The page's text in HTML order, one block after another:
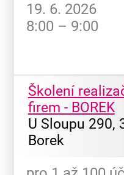
19. 6. 2026
8:00 – 9:00
Školení
firem - BOREK
U Sloupu 290,
Borek